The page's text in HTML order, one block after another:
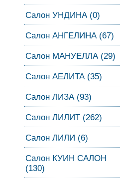
Салон УНДИНА (0)
Салон АНГЕЛИНА (67)
Салон МАНУЕЛЛА (29)
Салон АЕЛИТА (35)
Салон ЛИЗА (93)
Салон ЛИЛИТ (262)
Салон ЛИЛИ (6)
Салон КУИН САЛОН
(130)